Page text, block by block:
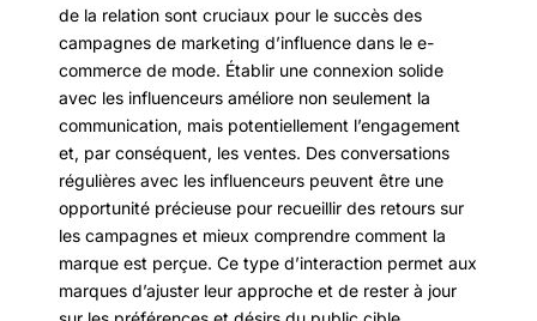
de la relation sont cruciaux pour le succès des
campagnes de marketing d’influence dans le e-
commerce de mode. Établir une connexion solide
avec les influenceurs améliore non seulement la
communication, mais potentiellement l’engagement
et, par conséquent, les ventes. Des conversations
régulières avec les influenceurs peuvent être une
opportunité précieuse pour recueillir des retours sur
les campagnes et mieux comprendre comment la
marque est perçue. Ce type d’interaction permet aux
marques d’ajuster leur approche et de rester à jour